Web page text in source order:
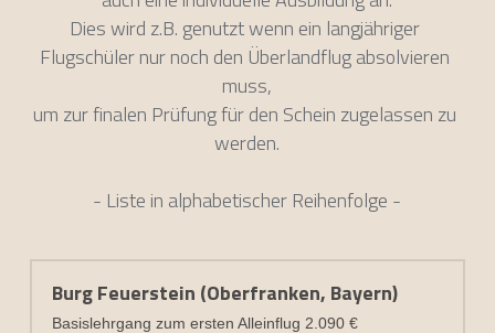
Dies wird z.B. genutzt wenn ein langjähriger
Flugschüler nur noch den Überlandflug absolvieren
muss,
um zur finalen Prüfung für den Schein zugelassen zu
werden.
- Liste in alphabetischer Reihenfolge -
Burg Feuerstein (Oberfranken, Bayern)
Basislehrgang zum ersten Alleinflug 2.090 €